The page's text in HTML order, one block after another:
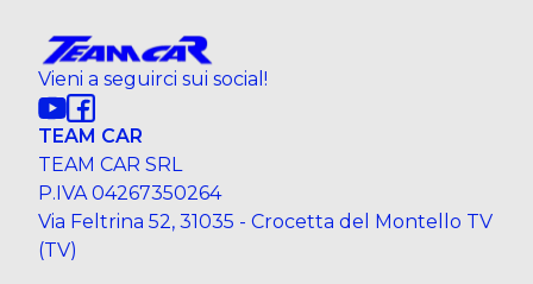
Vieni a seguirci sui social!
TEAM CAR
TEAM CAR SRL
P.IVA 04267350264
Via Feltrina 52, 31035 - Crocetta del Montello TV
(TV)